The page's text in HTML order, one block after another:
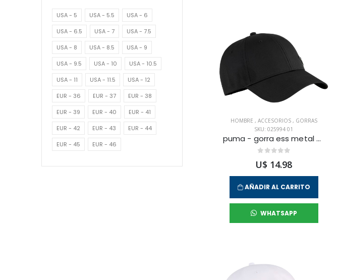
HOMBRE , ACCESORIOS , GORRAS
SKU: 025994 01
puma - gorra ess metal para hombre
U$ 14.98
AÑADIR AL CARRITO
WHATSAPP
USA - 5 USA - 5.5
USA - 6
USA - 6.5
USA - 7
USA - 7.5
USA - 8
USA - 8.5
USA - 9
USA - 9.5
USA - 10
USA - 10.5
USA - 11
USA - 11.5
USA - 12
EUR - 36
EUR - 37
EUR - 38
EUR - 39
EUR - 40
EUR - 41
EUR - 42
EUR - 43
EUR - 44
EUR - 45
EUR - 46